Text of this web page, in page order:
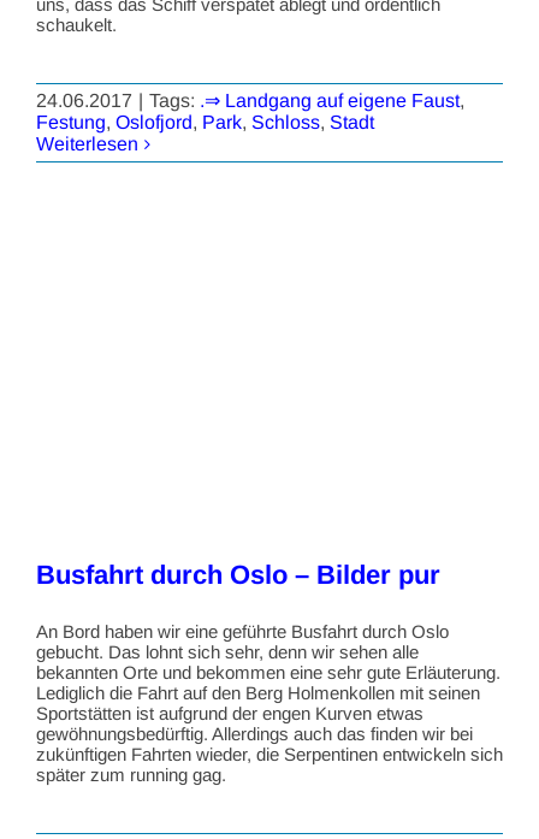
uns, dass das Schiff verspätet ablegt und ordentlich
schaukelt.
24.06.2017 | Tags: .⇒ Landgang auf eigene Faust,
Festung, Oslofjord, Park, Schloss, Stadt
Weiterlesen
Busfahrt durch Oslo – Bilder pur
An Bord haben wir eine geführte Busfahrt durch Oslo
gebucht. Das lohnt sich sehr, denn wir sehen alle
bekannten Orte und bekommen eine sehr gute Erläuterung.
Lediglich die Fahrt auf den Berg Holmenkollen mit seinen
Sportstätten ist aufgrund der engen Kurven etwas
gewöhnungsbedürftig. Allerdings auch das finden wir bei
zukünftigen Fahrten wieder, die Serpentinen entwickeln sich
später zum running gag.